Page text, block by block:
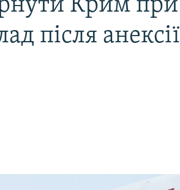
Крим при
після анексії